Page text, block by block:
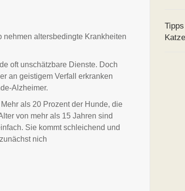
nehmen altersbedingte Krankheiten
oft unschätzbare Dienste. Doch
an geistigem Verfall erkranken
Alzheimer.
als 20 Prozent der Hunde, die
von mehr als 15 Jahren sind
Sie kommt schleichend und
nich